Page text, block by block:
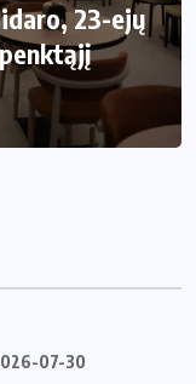
23-ejų
mažai
07-30